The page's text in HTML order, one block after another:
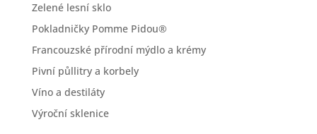
Zelené lesní sklo
Pokladničky Pomme Pidou®
Francouzské přírodní mýdlo a krémy
Pivní půllitry a korbely
Víno a destiláty
Výroční sklenice